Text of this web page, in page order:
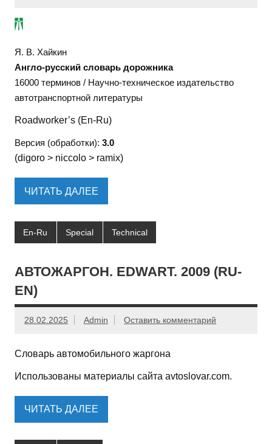
Я. В. Хайкин
Англо-русский словарь дорожника
16000 терминов / Научно-техническое издательство
автотранспортной литературы
Roadworker’s (En-Ru)
Версия (обработки): 3.0
(digoro > niccolo > ramix)
ЧИТАТЬ ДАЛЕЕ
En-Ru Special Technical
АВТОЖАРГОН. EDWART. 2009 (RU-
EN)
28.02.2025 Admin Оставить комментарий
Словарь автомобильного жаргона
Использованы материалы сайта avtoslovar.com.
ЧИТАТЬ ДАЛЕЕ